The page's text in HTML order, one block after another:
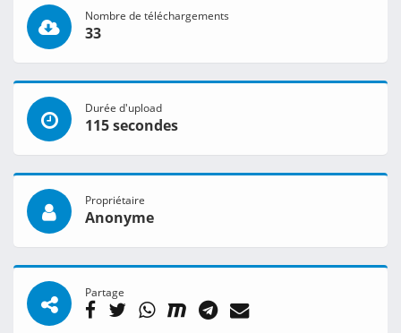
Nombre de téléchargements
33
Durée d'upload
115 secondes
Propriétaire
Anonyme
Partage